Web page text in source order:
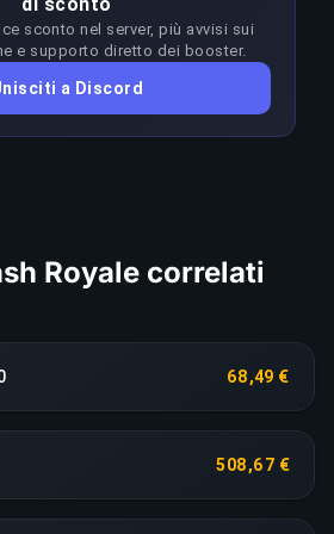
adattano l'approccio a
in vantaggio sul meta;
prolungato fa
immediata senza
sconto nel server, più avvisi sui
e supporto diretto dei booster.
a Discord
Royale correlati
68,49 €
508,67 €